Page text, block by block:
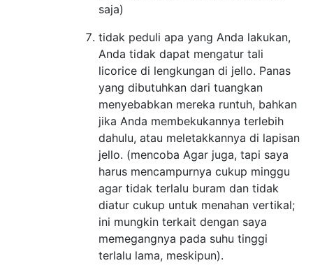
saja)
tidak peduli apa yang Anda lakukan,
Anda tidak dapat mengatur tali
licorice di lengkungan di jello. Panas
yang dibutuhkan dari tuangkan
menyebabkan mereka runtuh, bahkan
jika Anda membekukannya terlebih
dahulu, atau meletakkannya di lapisan
jello. (mencoba Agar juga, tapi saya
harus mencampurnya cukup minggu
agar tidak terlalu buram dan tidak
diatur cukup untuk menahan vertikal;
ini mungkin terkait dengan saya
memegangnya pada suhu tinggi
terlalu lama, meskipun).